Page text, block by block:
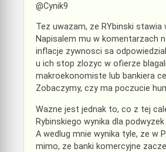
@Cynik9
Tez uwazam, ze RYbinski stawia
Napisalem mu w komentarzach
inflacje zywnosci sa
u ich stop zlozyc w ofierze
makroekonomiste lub bankiera
Zobaczymy, czy ma poczucie
Wazne jest jednak to, co z tej
Rybinskiego wynika dla
A wedlug mnie wynika tyle, ze w
mimo, ze banki komercyjne